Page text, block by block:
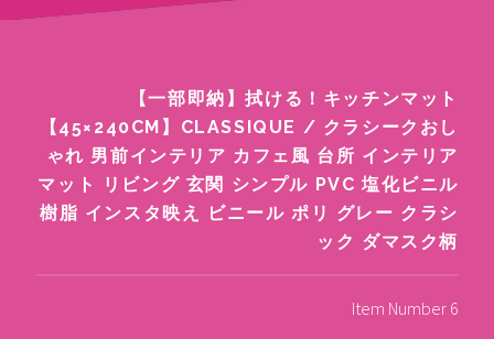
【一部即納】拭ける！キッチンマット
【45×240CM】CLASSIQUE / クラシークおし
ゃれ 男前インテリア カフェ風 台所 インテリア
マット リビング 玄関 シンプル PVC 塩化ビニル
樹脂 インスタ映え ビニール ポリ グレー クラシ
ック ダマスク柄
Item Number 6